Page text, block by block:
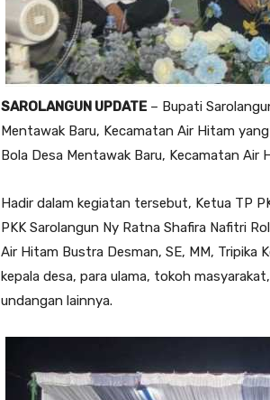
SAROLANGUN UPDATE– Bupati
Mentawak Baru, Kecamatan Air Hitam
Bola Desa Mentawak Baru, Kecamatan Air
Hadir dalam kegiatan tersebut, Ketua TP
PKK Sarolangun Ny Ratna Shafira Nafitri
Air Hitam Bustra Desman, SE, MM, Tripika
kepala desa, para ulama, tokoh
undangan lainnya.